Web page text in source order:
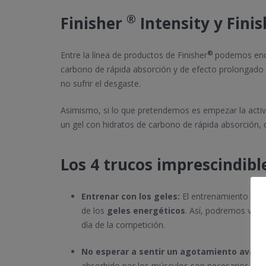
Finisher ® Intensity y
Entre la línea de productos de Finisher® podemos
carbono de rápida absorción y de efecto
no sufrir el desgaste.
Asimismo, si lo que pretendemos es empezar la
un gel con hidratos de carbono de rápida
Los 4 trucos
Entrenar con los geles: El entrenamiento es
de los geles energéticos. Así, podremos
día de la competición.
No esperar a sentir un agotamiento